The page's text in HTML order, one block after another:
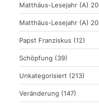
Matthäus-Lesejahr (A)
Matthäus-Lesejahr (A)
Papst Franziskus (12)
Schöpfung (39)
Unkategorisiert (213)
Veränderung (147)